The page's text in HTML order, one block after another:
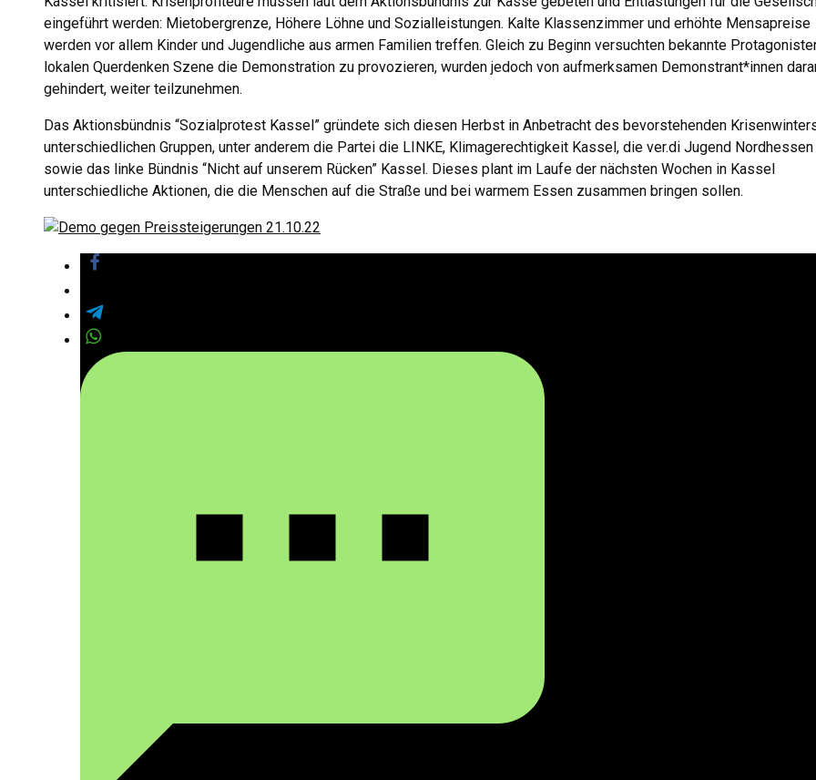
eingeführt werden: Mietobergrenze, Höhere Löhne und Sozialleistungen. Kalte Klassenzimmer und erhöhte Mensapreise
werden vor allem Kinder und Jugendliche aus armen Familien treffen. Gleich zu Beginn versuchten bekannte
lokalen Querdenken Szene die Demonstration zu provozieren, wurden jedoch von aufmerksamen Demonstrant*innen
gehindert, weiter teilzunehmen.
Das Aktionsbündnis “Sozialprotest Kassel” gründete sich diesen Herbst in Anbetracht des bevorstehenden
unterschiedlichen Gruppen, unter anderem die Partei die LINKE, Klimagerechtigkeit Kassel, die ver.di Jugend Nordhessen
sowie das linke Bündnis “Nicht auf unserem Rücken” Kassel. Dieses plant im Laufe der nächsten Wochen in Kassel
unterschiedliche Aktionen, die die Menschen auf die Straße und bei warmem Essen zusammen bringen sollen.